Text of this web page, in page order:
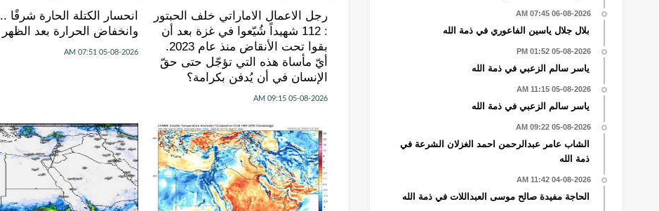
رجل الاعمال الاماراتي خلف الحبتور
: 112 شهيداً شُيّعوا في ‫غزة‬ بعد أن
بقوا تحت الأنقاض منذ عام 2023.
أيّ مأساة هذه التي تؤجّل حتى حقّ
الإنسان في أن يُدفن بكرامة؟
05-08-2026 09:15 AM
انحسار الكتلة الحارة شرقًا ..
وانخفاض الحرارة بعد الظهر
05-08-2026 07:51 AM
06-08-2026 07:45 AM
بلال جلال ياسين الفاعوري في ذمة الله
05-08-2026 01:52 PM
ياسر سالم الزعبي في ذمة الله
05-08-2026 11:15 AM
ياسر سالم الزعبي في ذمة الله
05-08-2026 09:22 AM
الشاب عامر عبدالرحمن احمد الغزلان الشرعة في
ذمة الله
04-08-2026 11:42 AM
الحاجة مفيدة صالح موسى العبداللات في ذمة الله